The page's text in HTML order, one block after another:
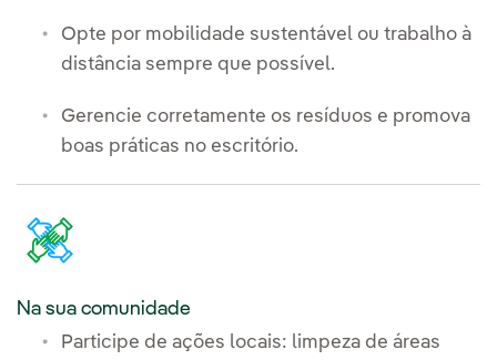
Opte por mobilidade sustentável ou trabalho à
distância sempre que possível.
Gerencie corretamente os resíduos e promova
boas práticas no escritório.
Na sua comunidade
Participe de ações locais: limpeza de áreas